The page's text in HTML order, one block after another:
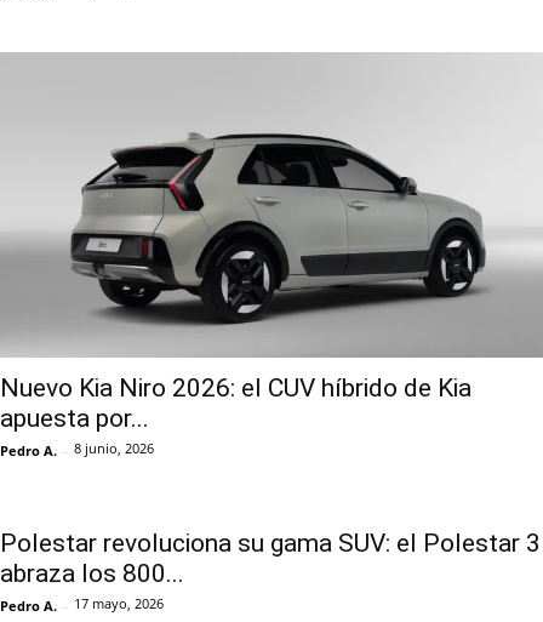
Nuevo Kia Niro 2026: el CUV híbrido de Kia
apuesta por...
Pedro A. - 8 junio, 2026
Polestar revoluciona su gama SUV: el Polestar 3
abraza los 800...
Pedro A. - 17 mayo, 2026